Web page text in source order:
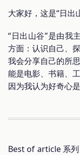
大家好，这是“日出
“日出山谷”是由我
方面：认识自己、
我会分享自己的所
能是电影、书籍、
因为我认为好奇心
Best of article 系列